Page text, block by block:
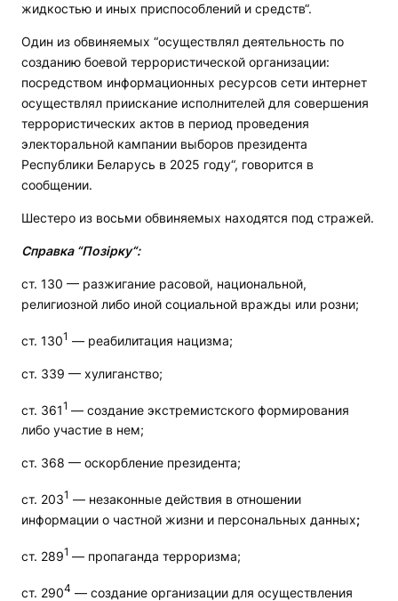
жидкостью и иных приспособлений и средств“.
Один из обвиняемых “осуществлял деятельность по
созданию боевой террористической организации:
посредством информационных ресурсов сети интернет
осуществлял приискание исполнителей для совершения
террористических актов в период проведения
электоральной кампании выборов президента
Республики Беларусь в 2025 году“, говорится в
сообщении.
Шестеро из восьми обвиняемых находятся под стражей.
Справка “Позірку“:
ст. 130 — разжигание расовой, национальной,
религиозной либо иной социальной вражды или розни;
ст. 1301 — реабилитация нацизма;
ст. 339 — хулиганство;
ст. 3611 — создание экстремистского формирования
либо участие в нем;
ст. 368 — оскорбление президента;
ст. 2031 — незаконные действия в отношении
информации о частной жизни и персональных данных;
ст. 2891 — пропаганда терроризма;
ст. 2904 — создание организации для осуществления